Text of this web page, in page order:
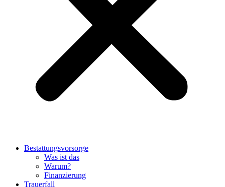
Bestattungsvorsorge
Was ist das
Warum?
Finanzierung
Trauerfall